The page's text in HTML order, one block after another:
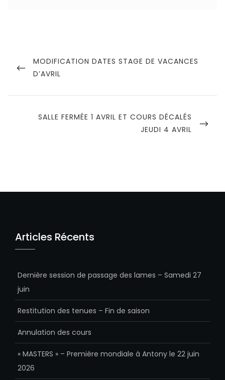
de
l’article
PREVIOUS
POST
MODIFICATION DATES STAGE DE VACANCES
D’AVRIL
NEXT
SALLE FERMÉE 1 AVRIL ET COURS DÉCALÉS
JEUDI 4 AVRIL
Articles Récents
Dernière session de passage des lames – Samedi 27
juin
Restitution des tenues – Fin de saison
Annulation des cours
« MASTERS » – Première mondiale à Antony le 22 juin
2026